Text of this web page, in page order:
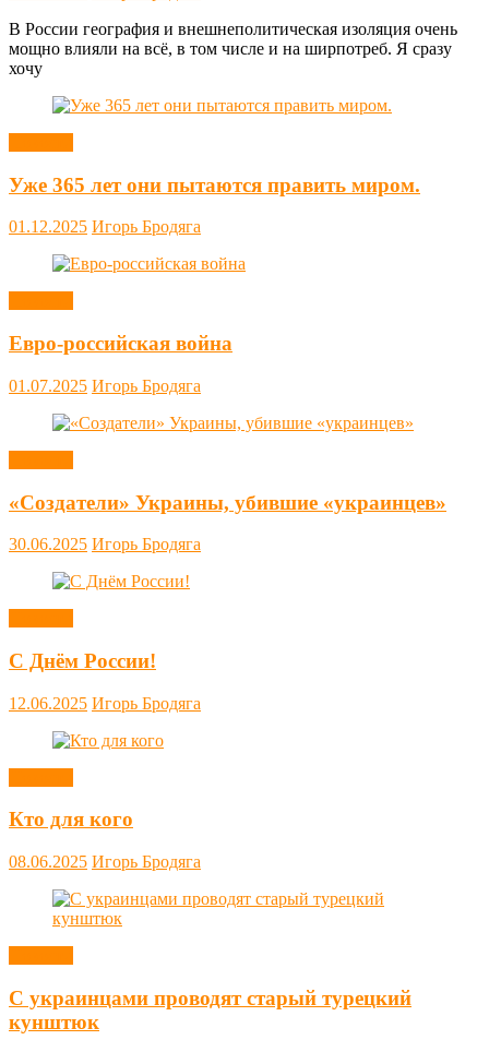
В России география и внешнеполитическая изоляция очень
мощно влияли на всё, в том числе и на ширпотреб. Я сразу
хочу
Уже 365 лет они пытаются править миром.
01.12.2025 Игорь Бродяга
Евро-российская война
01.07.2025 Игорь Бродяга
«Создатели» Украины, убившие «украинцев»
30.06.2025 Игорь Бродяга
С Днём России!
12.06.2025 Игорь Бродяга
Кто для кого
08.06.2025 Игорь Бродяга
С украинцами проводят старый турецкий
кунштюк